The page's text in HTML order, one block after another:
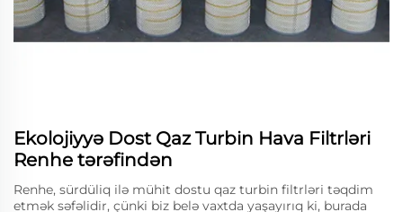
Ekolojiyyə Dost Qaz Turbin Hava Filtrləri
Renhe tərəfindən
Renhe, sürdüliq ilə mühit dostu qaz turbin filtrləri təqdim
etmək səfəlidir, çünki biz belə vaxtda yaşayırıq ki, burada